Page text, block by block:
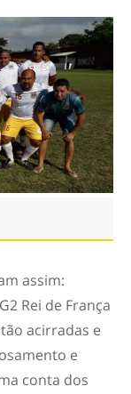
assim:
Rei de França
acirradas e
e
conta dos